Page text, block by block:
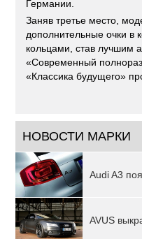
Германии.
Заняв третье место,
дополнительные очки в
кольцами, став лучшим
«Современный
«Классика будущего»
НОВОСТИ МАРКИ
Audi A3
AVUS